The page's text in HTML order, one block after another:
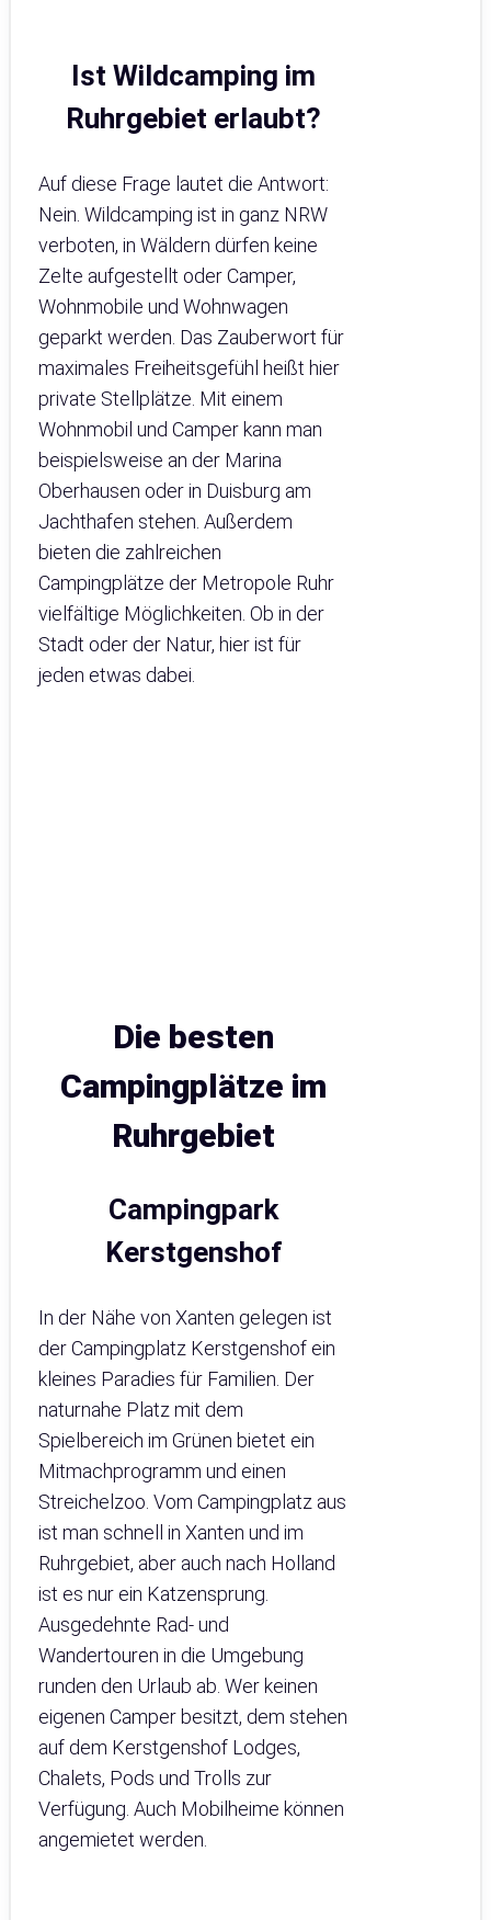
Ist Wildcamping im
Ruhrgebiet erlaubt?
Auf diese Frage lautet die Antwort:
Nein. Wildcamping ist in ganz NRW
verboten, in Wäldern dürfen keine
Zelte aufgestellt oder Camper,
Wohnmobile und Wohnwagen
geparkt werden. Das Zauberwort für
maximales Freiheitsgefühl heißt hier
private Stellplätze. Mit einem
Wohnmobil und Camper kann man
beispielsweise an der Marina
Oberhausen oder in Duisburg am
Jachthafen stehen. Außerdem
bieten die zahlreichen
Campingplätze der Metropole Ruhr
vielfältige Möglichkeiten. Ob in der
Stadt oder der Natur, hier ist für
jeden etwas dabei.
Die besten
Campingplätze im
Ruhrgebiet
Campingpark
Kerstgenshof
In der Nähe von Xanten gelegen ist
der Campingplatz Kerstgenshof ein
kleines Paradies für Familien. Der
naturnahe Platz mit dem
Spielbereich im Grünen bietet ein
Mitmachprogramm und einen
Streichelzoo. Vom Campingplatz aus
ist man schnell in Xanten und im
Ruhrgebiet, aber auch nach Holland
ist es nur ein Katzensprung.
Ausgedehnte Rad- und
Wandertouren in die Umgebung
runden den Urlaub ab. Wer keinen
eigenen Camper besitzt, dem stehen
auf dem Kerstgenshof Lodges,
Chalets, Pods und Trolls zur
Verfügung. Auch Mobilheime können
angemietet werden.